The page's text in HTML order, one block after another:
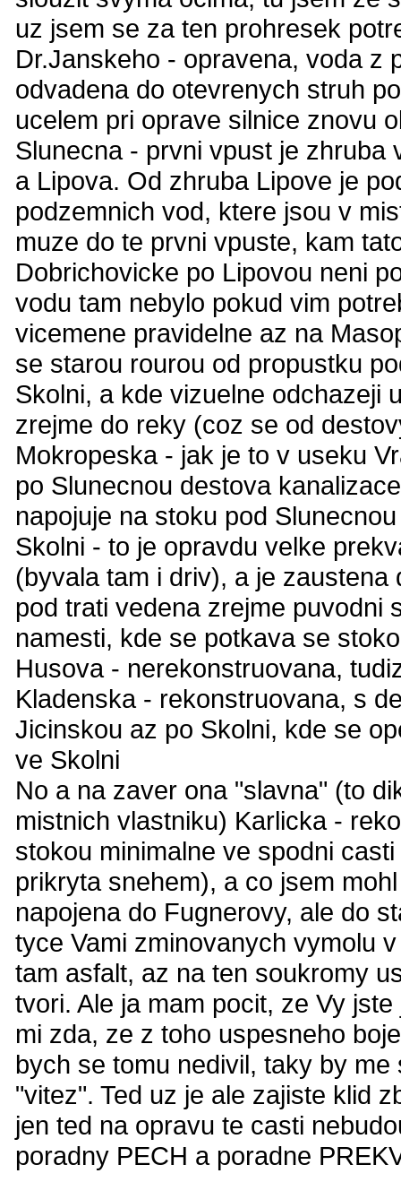
uz jsem se za ten prohresek
Dr.Janskeho - opravena, voda z
odvadena do otevrenych struh
ucelem pri oprave silnice znovu
Slunecna - prvni vpust je zhruba
a Lipova. Od zhruba Lipove je
podzemnich vod, ktere jsou v
muze do te prvni vpuste, kam
Dobrichovicke po Lipovou neni
vodu tam nebylo pokud vim
vicemene pravidelne az na
se starou rourou od propustku
Skolni, a kde vizuelne odchazeji
zrejme do reky (coz se od
Mokropeska - jak je to v useku
po Slunecnou destova
napojuje na stoku pod Slunecnou
Skolni - to je opravdu velke
(byvala tam i driv), a je
pod trati vedena zrejme puvodni
namesti, kde se potkava se
Husova - nerekonstruovana,
Kladenska - rekonstruovana, s
Jicinskou az po Skolni, kde se
ve Skolni
No a na zaver ona "slavna" (to
mistnich vlastniku) Karlicka -
stokou minimalne ve spodni
prikryta snehem), a co jsem
napojena do Fugnerovy, ale do
tyce Vami zminovanych vymolu
tam asfalt, az na ten soukromy
tvori. Ale ja mam pocit, ze Vy
mi zda, ze z toho uspesneho
bych se tomu nedivil, taky by
"vitez". Ted uz je ale zajiste klid
jen ted na opravu te casti
poradny PECH a poradne